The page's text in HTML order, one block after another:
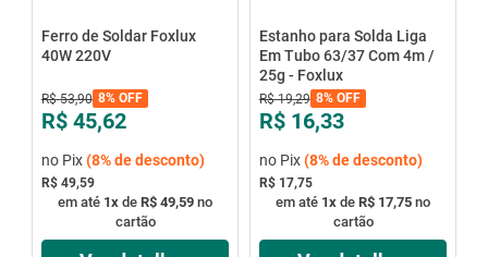
Ferro de Soldar Foxlux
40W 220V
R$ 53,90 8%OFF
R$ 45,62
no Pix(8%de desconto)
R$ 49,59
em até 1x de R$ 49,59 no
cartão
Estanho para Solda Liga
Em Tubo 63/37 Com 4m /
25g - Foxlux
R$ 19,29 8%OFF
R$ 16,33
no Pix(8%de desconto)
R$ 17,75
em até 1x de R$ 17,75 no
cartão